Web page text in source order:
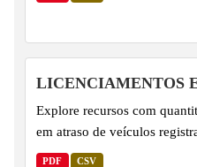
LICENCIAMENTOS
Explore recursos com
em atraso de veículos
PDF CSV